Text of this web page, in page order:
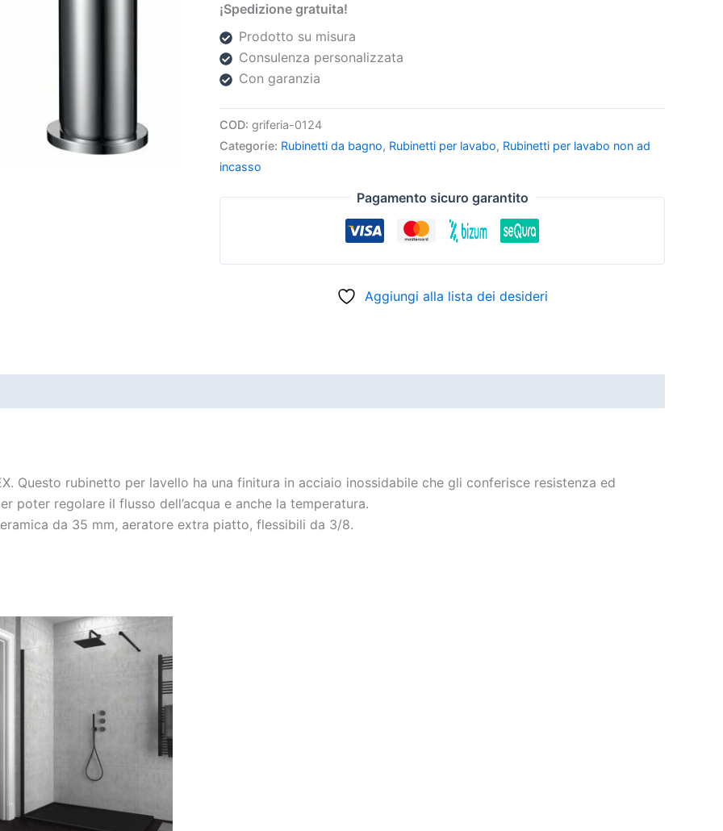
¡Spedizione gratuita!
Prodotto su misura
Consulenza personalizzata
Con garanzia
COD: griferia-0124
Categorie: Rubinetti da bagno, Rubinetti per lavabo, Rubinetti per lavabo non ad
incasso
Pagamento sicuro garantito
Aggiungi alla lista dei desideri
Questo rubinetto per lavello ha una finitura in acciaio inossidabile che gli conferisce resistenza ed
poter regolare il flusso dell’acqua e anche la temperatura.
da 35 mm, aeratore extra piatto, flessibili da 3/8.